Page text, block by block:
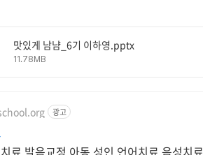
맛있게 남냠_6기 이하영.pptx
11.78MB
광고
료,발음교정,아동 성인 언어치료,음성치